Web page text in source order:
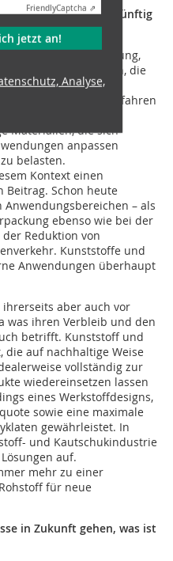
der Kunststoff zukünftig
bis zur Digitalisierung,
Herausforderungen, die
lassen.
effiziente Verfahren
denn je, ebenso
Materialien, die sich
anpassen
belasten.
Kontext einen
Beitrag. Schon heute
– als
ebenso wie bei der
Reduktion von
Kunststoffe und
Anwendungen überhaupt
aber auch vor
was ihren Verbleib und den
betrifft. Kunststoff und
die auf nachhaltige Weise
vollständig zur
wiedereinsetzen lassen
eines Werkstoffdesigns,
sowie eine maximale
gewährleistet. In
und Kautschukindustrie
auf.
mehr zu einer
für neue
in Zukunft gehen, was ist
FriendlyCaptcha ⇗
jetzt an!
Analyse,